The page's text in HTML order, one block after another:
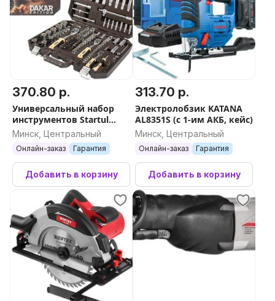
370.80 р.
Универсальный набор
инструментов Startul
PRO-171DK (171 предмет)
Минск, Центральный
Онлайн-заказ Гарантия
Добавить в корзину
313.70 р.
Электролобзик KATANA
AL8351S (с 1-им АКБ, кейс)
Минск, Центральный
Онлайн-заказ Гарантия
Добавить в корзину